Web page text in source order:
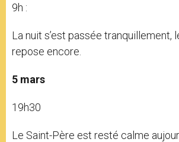
9h :
La nuit s’est passée tranquillement,
repose encore.
5 mars
19h30
Le Saint-Père est resté calme